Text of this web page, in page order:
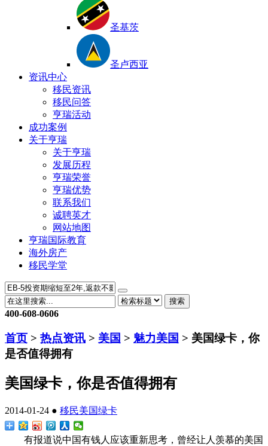
圣基茨
圣卢西亚
资讯中心
移民资讯
移民问答
亨瑞活动
成功案例
关于亨瑞
关于亨瑞
发展历程
亨瑞荣誉
亨瑞优势
联系我们
诚聘英才
网站地图
亨瑞国际教育
海外房产
移民学堂
搜索
400-608-0606
首页 > 热点资讯 > 美国 > 魅力美国 > 美国绿卡，你
是否值得拥有
美国绿卡，你是否值得拥有
2014-01-24 ● 移民美国绿卡
有报道说中国有钱人应该重新思考，曾经让人羡慕的美国